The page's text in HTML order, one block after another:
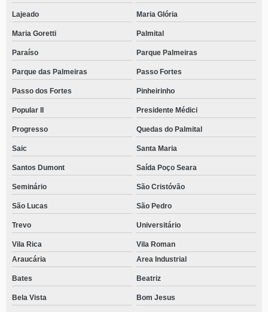
Lajeado Maria Glória
Maria Goretti Palmital
Paraíso Parque Palmeiras
Parque das Palmeiras Passo Fortes
Passo dos Fortes Pinheirinho
Popular II Presidente Médici
Progresso Quedas do Palmital
Saic Santa Maria
Santos Dumont Saída Poço Seara
Seminário São Cristóvão
São Lucas São Pedro
Trevo Universitário
Vila Rica
Vila Roman
Araucária
Area Industrial
Bates Beatriz
Bela Vista Bom Jesus